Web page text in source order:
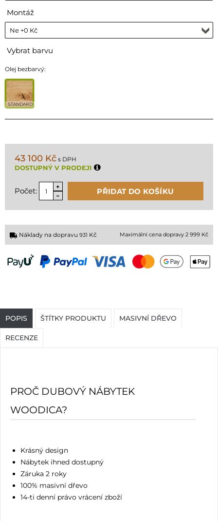
Montáž
Vybrat barvu
Olej bezbarvý:
STANDARD
43 100 Kč s DPH
DOSTUPNÝ V PRODEJI
Počet: PŘIDAT DO KOŠÍKU
Náklady na dopravu 931 Kč Maximální cena dopravy 2 999 Kč
POPIS ŠTÍTKY PRODUKTU MASIVNÍ DŘEVO
RECENZE
PROČ DUBOVÝ NÁBYTEK
WOODICA?
Krásný design
Nábytek ihned dostupný
Záruka 2 roky
100% masivní dřevo
14-ti denní právo vrácení zboží